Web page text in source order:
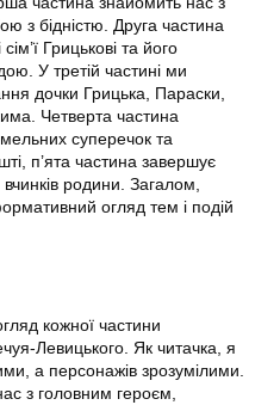
з бідністю. Друга частина
Грицькові та його
У третій частині ми
дочки Грицька, Параски,
Четверта частина
суперечок та
п’ята частина завершує
вчинків родини. Загалом,
огляд тем і подій
кожної частини
Левицького. Як читачка, я
а персонажів зрозумілими.
з головним героєм,